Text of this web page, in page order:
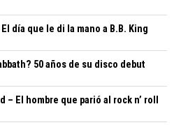
día que le di la mano a B.B. King
50 años de su disco debut
El hombre que parió al rock n’ roll